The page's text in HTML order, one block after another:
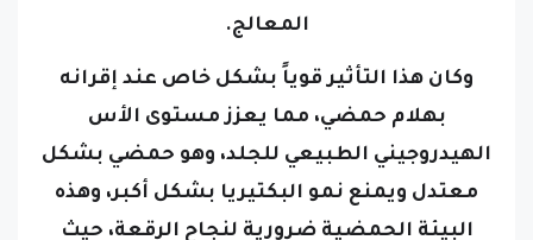
وكان هذا التأثير قوياً بشكل خاص عند إقرانه
بهلام حمضي، مما يعزز مستوى الأس
الهيدروجيني الطبيعي للجلد، وهو حمضي بشكل
معتدل ويمنع نمو البكتيريا بشكل أكبر، وهذه
البيئة الحمضية ضرورية لنجاح الرقعة، حيث
تتشكل الأغشية الحيوية بسهولة أكبر على